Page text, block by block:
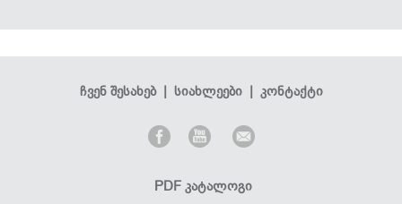
ჩვენ შესახებ| სიახლეები| კონტაქტი
PDF კატალოგი